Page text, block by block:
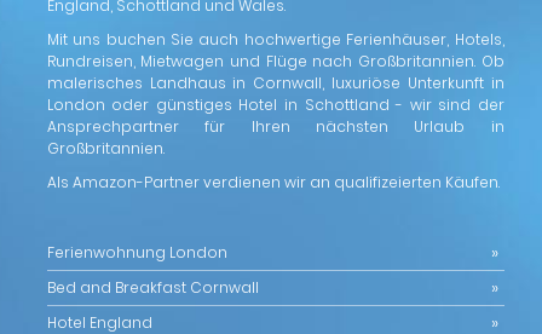
England, Schottland und Wales.
Mit uns buchen Sie auch hochwertige Ferienhäuser, Hotels,
Rundreisen, Mietwagen und Flüge nach Großbritannien. Ob
malerisches Landhaus in Cornwall, luxuriöse Unterkunft in
London oder günstiges Hotel in Schottland - wir sind der
Ansprechpartner für Ihren nächsten Urlaub in
Großbritannien.
Als Amazon-Partner verdienen wir an qualifizeierten Käufen.
Ferienwohnung London
Bed and Breakfast Cornwall
Hotel England